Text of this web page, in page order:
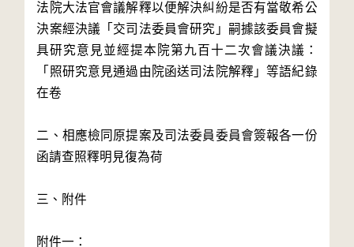
法院大法官會議解釋以便解決糾紛是否有當敬希公
決案經決議「交司法委員會研究」嗣據該委員會擬
具研究意見並經提本院第九百十二次會議決議：
「照研究意見通過由院函送司法院解釋」等語紀錄
在卷
二、相應檢同原提案及司法委員委員會簽報各一份
函請查照釋明見復為荷
三、附件
附件一：